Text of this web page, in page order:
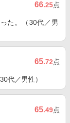
66.25点
た。（30代／男
65.72点
代／男性）
65.49点